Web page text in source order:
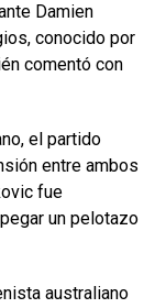
Damien
conocido por
comentó con
el partido
entre ambos
fue
un pelotazo
australiano